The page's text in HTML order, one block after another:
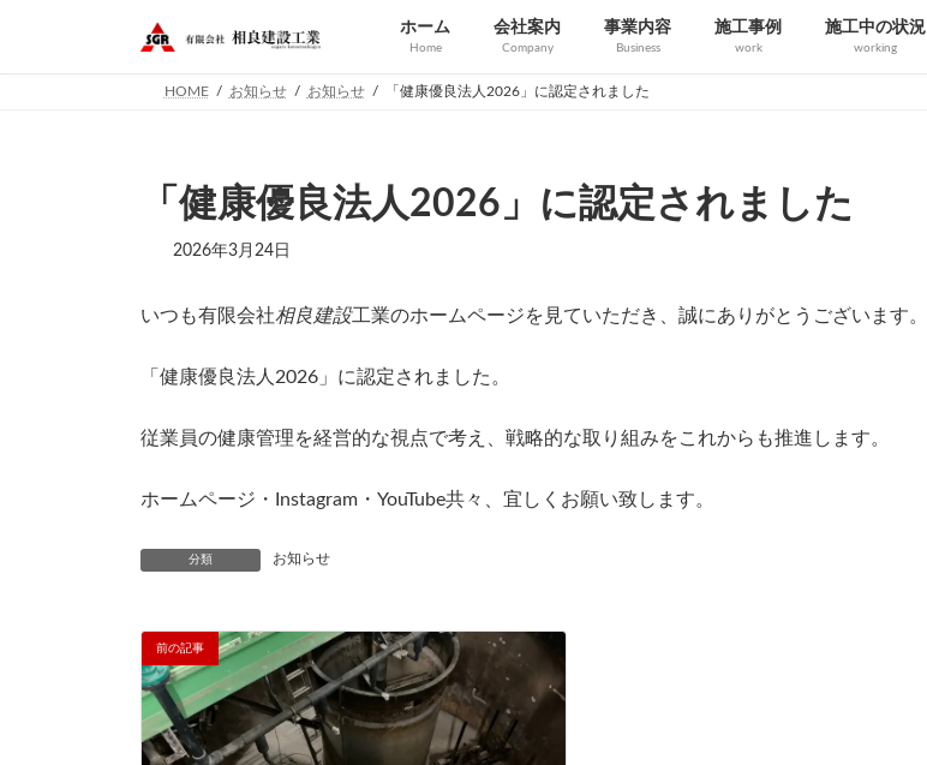
ホーム
Home
会社案内
Company
事業内容
Business
施工事例
work
施工中の状況
working
HOME お知らせ お知らせ 「健康優良法人2026」に認定されました
「健康優良法人2026」に認定されました
2026年3月24日
いつも有限会社相良建設工業のホームページを見ていただき、誠にありがとうございます。
「健康優良法人2026」に認定されました。
従業員の健康管理を経営的な視点で考え、戦略的な取り組みをこれからも推進します。
ホームページ・Instagram・YouTube共々、宜しくお願い致します。
分類 お知らせ
前の記事